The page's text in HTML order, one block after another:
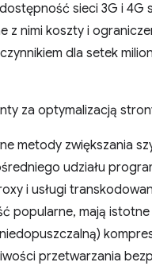
sieci 3G i 4G
z nimi koszty i
dla setek
za optymalizacją
metody zwiększania
udziału
i usługi
popularne, mają
przetwarzania